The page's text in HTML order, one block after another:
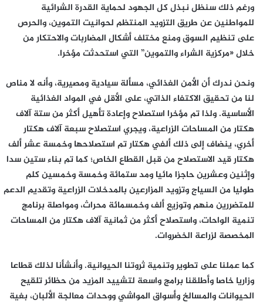
ورغم ذلك سنظل نبذل كل الجهود لحماية القدرة الشرائية
للمواطنين عن طريق التزويد المنتظم لحوانيت التموين، والحرص
على تنظيم السوق ومنع مختلف أشكال المضاربات والاحتكار من
خلال «مركزية الشراء والتموين” التي استحدثت مؤخرا.
ونحن ندرك أن الأمن الغذائي، مسألة سيادية ومصيرية، وأنه لا مناص
لنا من تحقيق الاكتفاء الذاتي، على الأقل في المواد الغذائية
الأساسية. ولذا تم مؤخرا استصلاح وإعادة تأهيل أكثر من ستة آلاف
هكتار من المساحات الزراعية، ويجري استصلاح سبعة آلاف هكتار
أخري، ينضاف إلى ذلك ألفي هكتار تم استصلاحها وخمسة عشر ألف
هكتار قيد الاستصلاح من قبل القطاع الخاص؛ كما تم بناء ستين سدا
وإثنين وعشرين حاجزا مائيا ومد ستمائة وخمسة وخمسين كلم
طوليا من السياج وتزويد المزارعين بالمدخلات الزراعية وتقديم الدعم
للمتضررين منهم وتوزيع ألف وخمسمائة محراث، ومواصلة برنامج
تنمية الواحات، واستصلاح أكثر من ثمانية آلاف هكتار من المساحات
المخصصة لزراعة الخضروات.
كما عملنا على تطوير وتنمية ثروتنا الحيوانية. وأنشأنا لذلك قطاعا
وزاريا خاصا وأطلقنا برامج واسعة لتشييد المزيد من حظائر تلقيح
الحيوانات والمسالخ وأسواق المواشي ووحدات معالجة الألبان، بغية